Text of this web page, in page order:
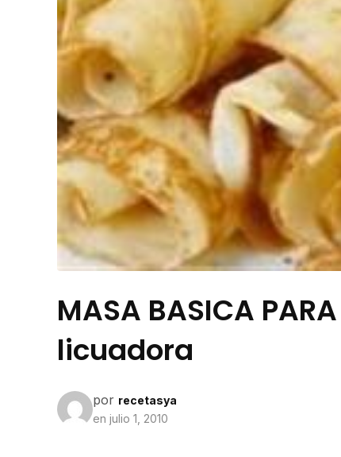
MASA BASICA
licuadora
por recetasya
en julio 1, 2010